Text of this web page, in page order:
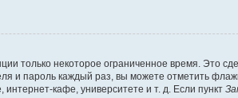
только некоторое ограниченное время. Это
и пароль каждый раз, вы можете отметить
кафе, университете и т. д. Если пункт